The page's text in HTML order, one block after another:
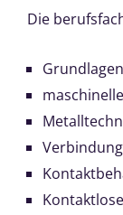
Die